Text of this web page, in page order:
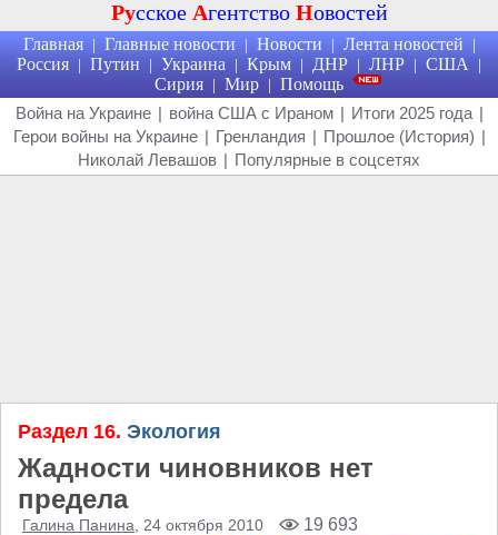
Русское Агентство Новостей
Главная | Главные новости | Новости | Лента новостей |
Россия | Путин | Украина | Крым | ДНР | ЛНР | США |
Сирия | Мир | Помощь
Война на Украине | война США с Ираном | Итоги 2025 года |
Герои войны на Украине | Гренландия | Прошлое (История) |
Николай Левашов | Популярные в соцсетях
Раздел 16. Экология
Жадности чиновников нет
предела
Галина Панина , 24 октября 2010 19 693